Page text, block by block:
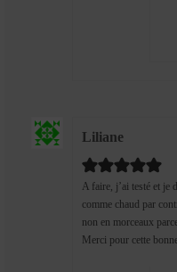
Liliane
A faire, j’ai testé et je
comme chaud par
non en morceaux
Merci pour cette